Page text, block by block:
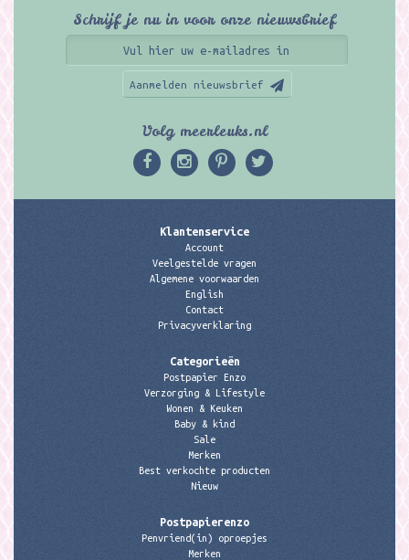
Schrijf je nu in voor onze nieuwsbrief
Aanmelden nieuwsbrief
Volg meerleuks.nl
Klantenservice
Account
Veelgestelde vragen
Algemene voorwaarden
English
Contact
Privacyverklaring
Categorieën
Postpapier Enzo
Verzorging & Lifestyle
Wonen & Keuken
Baby & kind
Sale
Merken
Best verkochte producten
Nieuw
Postpapierenzo
Penvriend(in) oproepjes
Merken